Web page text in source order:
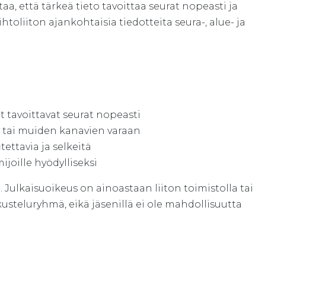
että tärkeä tieto tavoittaa seurat nopeasti ja
ajankohtaisia tiedotteita seura-, alue- ja
tavoittavat seurat nopeasti
muiden kanavien varaan
ja selkeitä
hyödylliseksi
Julkaisuoikeus on ainoastaan liiton toimistolla tai
eikä jäsenillä ei ole mahdollisuutta